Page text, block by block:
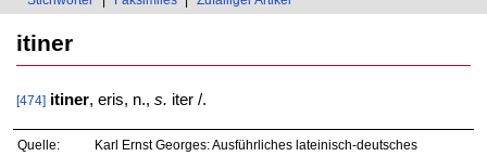
itiner
[474] itiner, eris, n., s. iter /.
Quelle:
Karl Ernst Georges: Ausführliches lateinisch-deutsches